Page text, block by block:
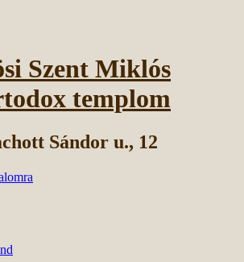
Szent Miklós
templom
Sándor u., 12